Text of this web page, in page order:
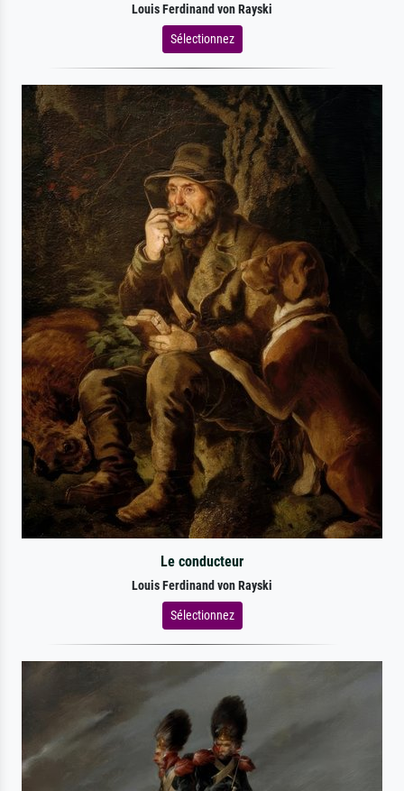
Louis Ferdinand von Rayski
Sélectionnez
Le conducteur
Louis Ferdinand von Rayski
Sélectionnez